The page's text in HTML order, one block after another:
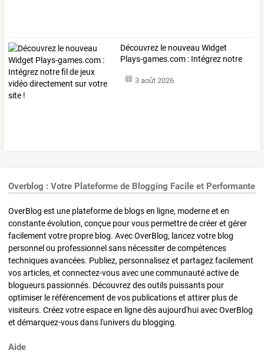
Découvrez le nouveau Widget
Plays-games.com : Intégrez notre
3 août 2026
Overblog : Votre Plateforme de Blogging Facile et Performante
OverBlog est une plateforme de blogs en ligne, moderne et en
constante évolution, conçue pour vous permettre de créer et gérer
facilement votre propre blog. Avec OverBlog, lancez votre blog
personnel ou professionnel sans nécessiter de compétences
techniques avancées. Publiez, personnalisez et partagez facilement
vos articles, et connectez-vous avec une communauté active de
blogueurs passionnés. Découvrez des outils puissants pour
optimiser le référencement de vos publications et attirer plus de
visiteurs. Créez votre espace en ligne dès aujourd'hui avec OverBlog
et démarquez-vous dans l'univers du blogging.
Aide